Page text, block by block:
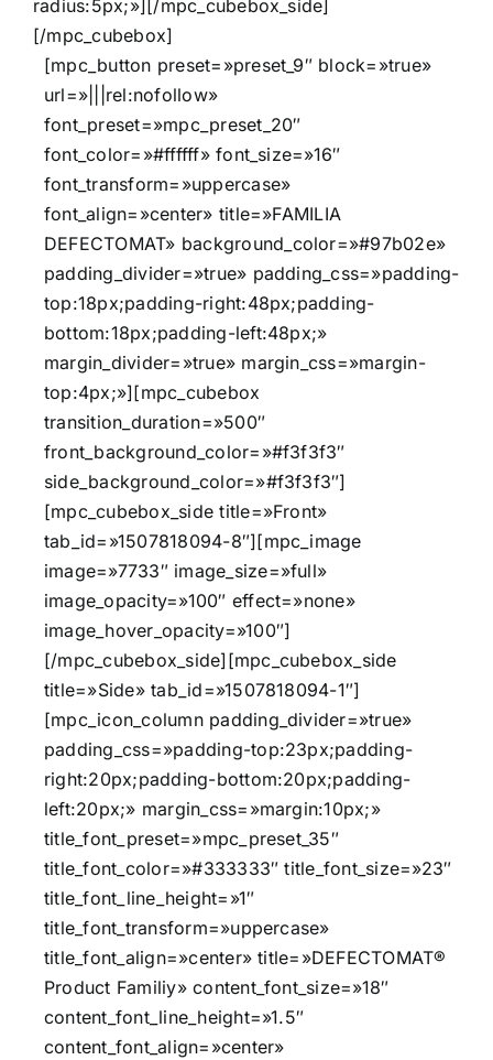
radius:5px;»][/mpc_cubebox_side]
[/mpc_cubebox]
[mpc_button preset=»preset_9″ block=»true»
url=»|||rel:nofollow»
font_preset=»mpc_preset_20″
font_color=»#ffffff» font_size=»16″
font_transform=»uppercase»
font_align=»center» title=»FAMILIA
DEFECTOMAT» background_color=»#97b02e»
padding_divider=»true» padding_css=»padding-
top:18px;padding-right:48px;padding-
bottom:18px;padding-left:48px;»
margin_divider=»true» margin_css=»margin-
top:4px;»][mpc_cubebox
transition_duration=»500″
front_background_color=»#f3f3f3″
side_background_color=»#f3f3f3″]
[mpc_cubebox_side title=»Front»
tab_id=»1507818094-8″][mpc_image
image=»7733″ image_size=»full»
image_opacity=»100″ effect=»none»
image_hover_opacity=»100″]
[/mpc_cubebox_side][mpc_cubebox_side
title=»Side» tab_id=»1507818094-1″]
[mpc_icon_column padding_divider=»true»
padding_css=»padding-top:23px;padding-
right:20px;padding-bottom:20px;padding-
left:20px;» margin_css=»margin:10px;»
title_font_preset=»mpc_preset_35″
title_font_color=»#333333″ title_font_size=»23″
title_font_line_height=»1″
title_font_transform=»uppercase»
title_font_align=»center» title=»DEFECTOMAT®
Product Familiy» content_font_size=»18″
content_font_line_height=»1.5″
content_font_align=»center»